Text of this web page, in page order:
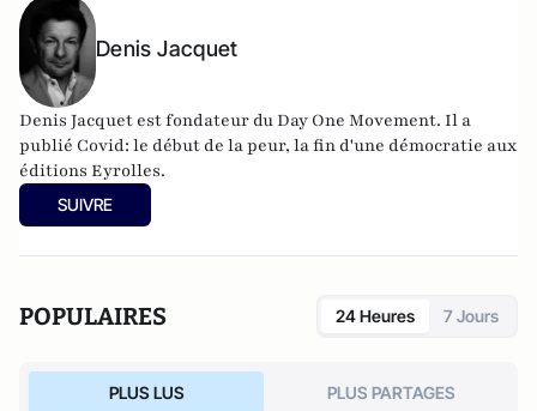
Denis Jacquet
Denis Jacquet est fondateur du Day One Movement. Il a
publié Covid: le début de la peur, la fin d'une démocratie aux
éditions Eyrolles.
SUIVRE
POPULAIRES 24 Heures 7 Jours
PLUS LUS PLUS PARTAGES